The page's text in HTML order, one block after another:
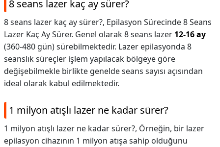
8 seans lazer kaç ay sürer?
8 seans lazer kaç ay sürer?, Epilasyon Sürecinde 8 Seans
Lazer Kaç Ay Sürer. Genel olarak 8 seans lazer 12-16 ay
(360-480 gün) sürebilmektedir. Lazer epilasyonda 8
seanslık süreçler işlem yapılacak bölgeye göre
değişebilmekle birlikte genelde seans sayısı açısından
ideal olarak kabul edilmektedir.
1 milyon atışlı lazer ne kadar sürer?
1 milyon atışlı lazer ne kadar sürer?, Örneğin, bir lazer
epilasyon cihazının 1 milyon atışa sahip olduğunu